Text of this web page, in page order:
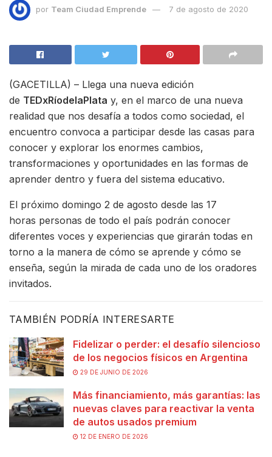
por Team Ciudad Emprende 7 de agosto de 2020
(GACETILLA) – Llega una nueva edición
de TEDxRíodelaPlata y, en el marco de una nueva
realidad que nos desafía a todos como sociedad, el
encuentro convoca a participar desde las casas para
conocer y explorar los enormes cambios,
transformaciones y oportunidades en las formas de
aprender dentro y fuera del sistema educativo.
El próximo domingo 2 de agosto desde las 17
horas personas de todo el país podrán conocer
diferentes voces y experiencias que girarán todas en
torno a la manera de cómo se aprende y cómo se
enseña, según la mirada de cada uno de los oradores
invitados.
TAMBIÉN PODRÍA INTERESARTE
Fidelizar o perder: el desafío silencioso
de los negocios físicos en Argentina
29 DE JUNIO DE 2026
Más financiamiento, más garantías: las
nuevas claves para reactivar la venta
de autos usados premium
12 DE ENERO DE 2026